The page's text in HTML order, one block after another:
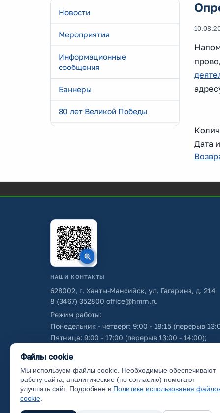
Новости
Мероприятия
Информационные
сообщения
Баннеры
80 лет Великой Победы
Дата
НАШИ КОНТАКТЫ
628002, г. Ханты-Мансийск, ул. Гагарина, д. 214
8 (3467) 352800 office@hmrn.ru
Режим работы:
Понедельник - четверг: 9:00 - 18:15 (перерыв
Пятница: 9:00 - 17:00 (перерыв 13:00 - 14:00);
Об использовании персональных данных
Файлы cookie
Мы используем файлы cookie. Необходимые обеспечивают
работу сайта, аналитические (по согласию) помогают
улучшать сайт. Подробнее в Политике использования
cookie